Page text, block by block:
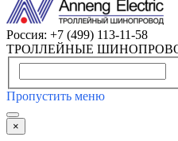
Россия: +7 (499) 113-11-58
ТРОЛЛЕЙНЫЕ
Пропустить меню
×